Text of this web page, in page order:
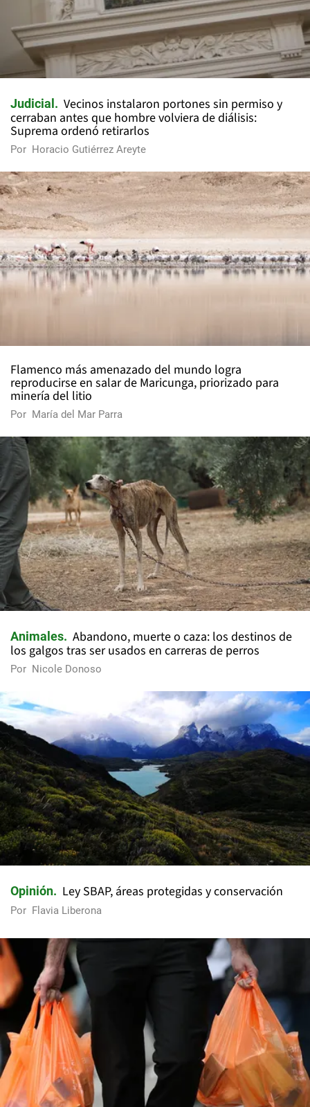
Judicial
Vecinos instalaron portones sin permiso y
cerraban antes que hombre volviera de diálisis:
Suprema ordenó retirarlos
Por Horacio Gutiérrez Areyte
Flamenco más amenazado del mundo logra
reproducirse en salar de Maricunga, priorizado para
minería del litio
Por María del Mar Parra
Animales
Abandono, muerte o caza: los destinos de
los galgos tras ser usados en carreras de perros
Por Nicole Donoso
Opinión Ley SBAP, áreas protegidas y conservación
Por Flavia Liberona